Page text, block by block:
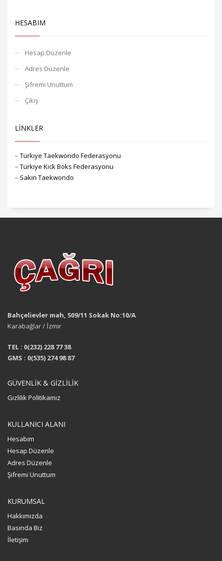
HESABIM
Hesap Düzenle
Adres Düzenle
Şifremi Unuttum
Çıkış
LİNKLER
– Türkiye Taekwondo Federasyonu
– Türkiye Kick Boks Federasyonu
– Sakin Taekwondo
Bahçelievler mah, 509/11 Sokak No:10/A
Karabağlar / İzmir
TEL : 0(232) 228 77 38
GMS : 0(535) 274 98 87
GÜVENLİK & GİZLİLİK
Gizlilik Politikamız
KULLANICI ALANI
Hesabım
Hesap Düzenle
Adres Düzenle
Şifremi Unuttum
KURUMSAL
Hakkımızda
Basında Biz
İletişim